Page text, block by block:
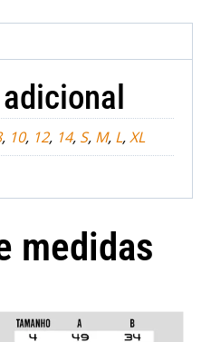
, 10, 12, 14, S, M, L,XL
medidas